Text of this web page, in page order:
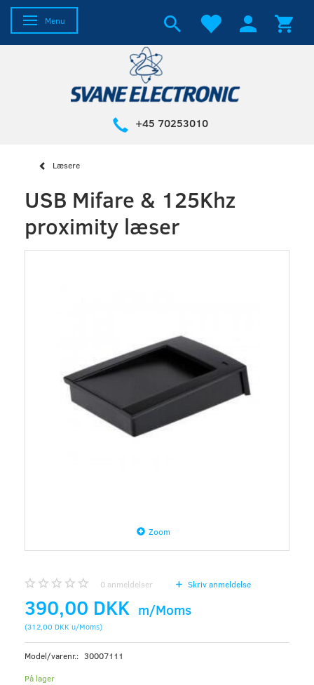
Skifte navigation
Menu
+45 70253010
Læsere
USB Mifare & 125Khz
proximity læser
Zoom
0 anmeldelser Skriv anmeldelse
390,00 DKK m/Moms
(312,00 DKK u/Moms)
Model/varenr.: 30007111
På lager